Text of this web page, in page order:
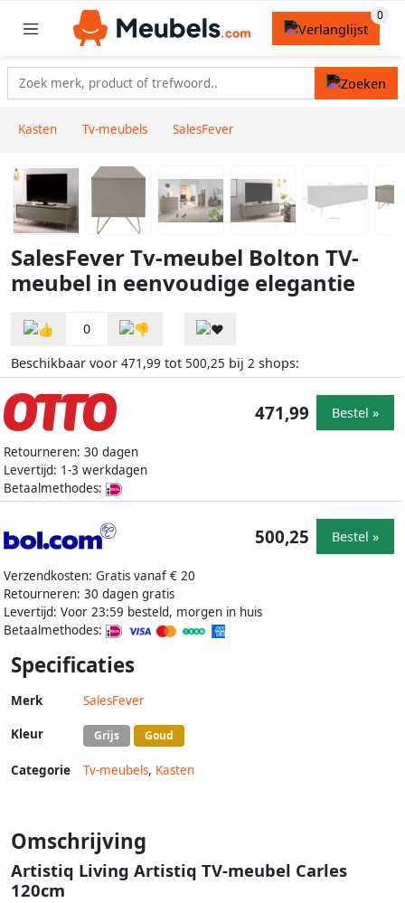
Kasten Tv-meubels SalesFever
SalesFever Tv-meubel Bolton TV-
meubel in eenvoudige elegantie
0
Beschikbaar voor 471,99 tot 500,25 bij 2 shops:
Retourneren: 30 dagen
Levertijd: 1-3 werkdagen
Betaalmethodes:
471,99 Bestel »
Verzendkosten: Gratis vanaf € 20
Retourneren: 30 dagen gratis
Levertijd: Voor 23:59 besteld, morgen in huis
Betaalmethodes:
500,25 Bestel »
Specificaties
Merk SalesFever
Kleur Grijs Goud
Categorie Tv-meubels, Kasten
Omschrijving
Artistiq Living Artistiq TV-meubel Carles
120cm